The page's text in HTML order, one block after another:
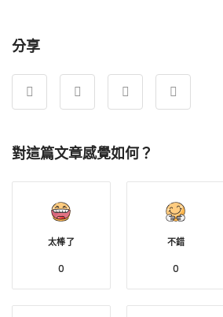
分享
對這篇文章感覺如何？
太棒了
0
不錯
0